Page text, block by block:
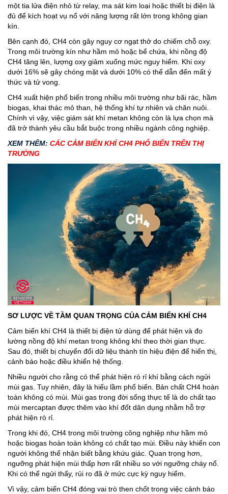
một tia lửa điện nhỏ từ relay, ma sát kim loại hoặc thiết bị điện là
đủ để kích hoạt vụ nổ với năng lượng rất lớn trong không gian
kín.
Bên cạnh đó, CH4 còn gây nguy cơ ngạt thở do chiếm chỗ oxy.
Trong môi trường kín như hầm mỏ hoặc bể chứa, khi nồng độ
CH4 tăng lên, lượng oxy giảm xuống mức nguy hiểm. Khi oxy
dưới 16% sẽ gây chóng mặt và dưới 10% có thể dẫn đến mất ý
thức và tử vong.
CH4 xuất hiện phổ biến trong nhiều môi trường như bãi rác, hầm
biogas, khai thác mỏ than, hệ thống khí tự nhiên và chăn nuôi.
Chính vì vậy, việc giám sát khí metan không còn là lựa chọn mà
đã trở thành yêu cầu bắt buộc trong nhiều ngành công nghiệp.
XEM THÊM: CÁC CẢM BIẾN KHÍ CH4 PHỔ BIẾN TRÊN THỊ
TRƯỜNG
SƠ LƯỢC VỀ TẦM QUAN TRỌNG CỦA CẢM BIẾN KHÍ CH4
Cảm biến khí CH4 là thiết bị điện tử dùng để phát hiện và đo
lường nồng độ khí metan trong không khí theo thời gian thực.
Sau đó, thiết bị chuyển đổi dữ liệu thành tín hiệu điện để hiển thị,
cảnh báo hoặc điều khiển hệ thống.
Nhiều người cho rằng có thể phát hiện rò rỉ khí bằng cách ngửi
mùi gas. Tuy nhiên, đây là hiểu lầm phổ biến. Bản chất CH4 hoàn
toàn không có mùi. Mùi gas trong đời sống thực tế là do chất tạo
mùi mercaptan được thêm vào khí đốt dân dụng nhằm hỗ trợ
phát hiện rò rỉ.
Trong khi đó, CH4 trong môi trường công nghiệp như hầm mỏ
hoặc biogas hoàn toàn không có chất tạo mùi. Điều này khiến con
người không thể nhận biết bằng khứu giác. Quan trọng hơn,
ngưỡng phát hiện mùi thấp hơn rất nhiều so với ngưỡng cháy nổ.
Khi có thể ngửi thấy, rủi ro đã ở mức cực kỳ nguy hiểm.
Vì vậy, cảm biến CH4 đóng vai trò then chốt trong việc cảnh báo